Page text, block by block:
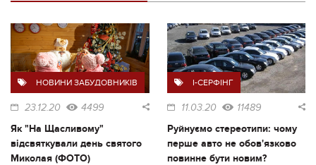
НОВИНИ ЗАБУДОВНИКІВ
23.12.20 4499
Як "На Щасливому"
відсвяткували день святого
Миколая (ФОТО)
I-СЕРФІНГ
11.03.20 11489
Руйнуємо стереотипи: чому
перше авто не обов'язково
повинне бути новим?